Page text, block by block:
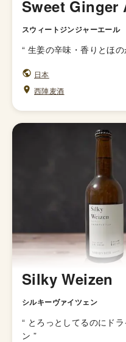
Sweet Ginger
スウィートジンジャーエール
“ 生姜の辛味・香りとほ
日本
西陣麦酒
Silky Weizen
シルキーヴァイツェン
“ とろっとしてるのにド
ン ”